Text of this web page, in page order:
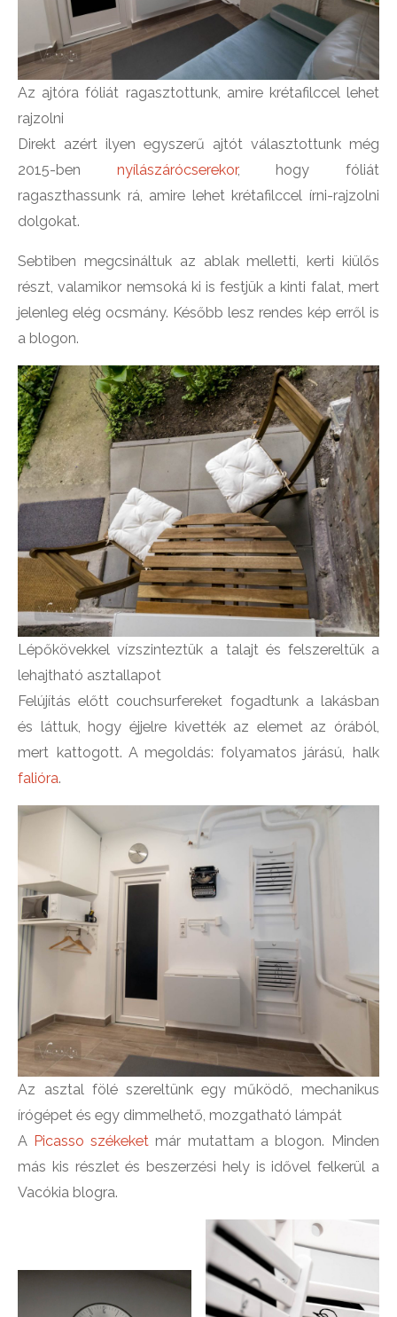
Az ajtóra fóliát ragasztottunk, amire krétafilccel lehet
rajzolni
Direkt azért ilyen egyszerű ajtót választottunk még
2015-ben nyílászárócserekor, hogy fóliát
ragaszthassunk rá, amire lehet krétafilccel írni-rajzolni
dolgokat.
Sebtiben megcsináltuk az ablak melletti, kerti kiülős
részt, valamikor nemsoká ki is festjük a kinti falat, mert
jelenleg elég ocsmány. Később lesz rendes kép erről is
a blogon.
Lépőkövekkel vízszinteztük a talajt és felszereltük a
lehajtható asztallapot
Felújítás előtt couchsurfereket fogadtunk a lakásban
és láttuk, hogy éjjelre kivették az elemet az órából,
mert kattogott. A megoldás: folyamatos járású, halk
falióra.
Az asztal fölé szereltünk egy működő, mechanikus
írógépet és egy dimmelhető, mozgatható lámpát
A Picasso székeket már mutattam a blogon. Minden
más kis részlet és beszerzési hely is idővel felkerül a
Vacókia blogra.